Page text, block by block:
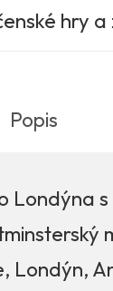
hry
Popis
Londýna s
Londýn,